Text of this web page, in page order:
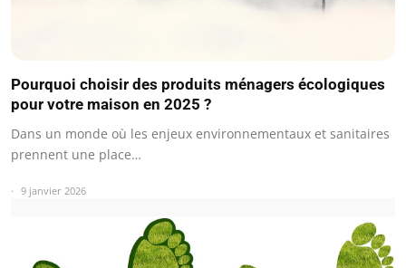
Pourquoi choisir des produits ménagers écologiques
pour votre maison en 2025 ?
Dans un monde où les enjeux environnementaux et sanitaires
prennent une place…
9 janvier 2026